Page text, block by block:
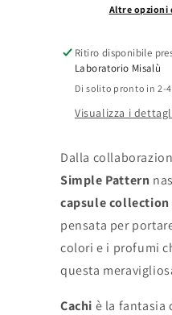
Altre opzioni
Ritiro disponibile
Laboratorio Misalù
Di solito pronto in 2-
Visualizza i
Dalla
Simple Pattern
capsule
pensata per
colori e i profumi
questa
Cachi è la fantasia